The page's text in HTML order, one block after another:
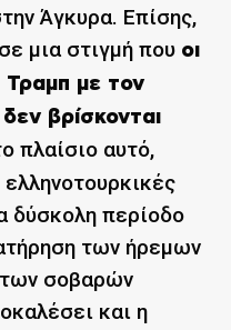
Άγκυρα. Επίσης,
μια στιγμή που οι
Τραμπ με τον
βρίσκονται
πλαίσιο αυτό,
δύσκολη περίοδο
των ήρεμων
των σοβαρών
και η